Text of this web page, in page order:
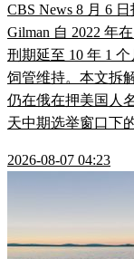
CBS News 8 月 6
Gilman 自 2022 年
刑期延至 10 年 1
饲管维持。本文拆
仍在俄在押美国人
天中期选举窗口下
2026-08-07 04:23